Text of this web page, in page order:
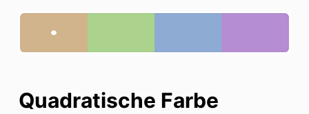
Quadratische Farbe